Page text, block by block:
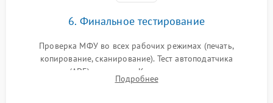
6. Финальное тестирование
Проверка МФУ во всех рабочих режимах (печать,
копирование, сканирование). Тест автоподатчика
документов (ADF) и дуплекса. Контроль качества отпечатка
на отсутствие серого фона, полос и надежность запекания
Подробнее